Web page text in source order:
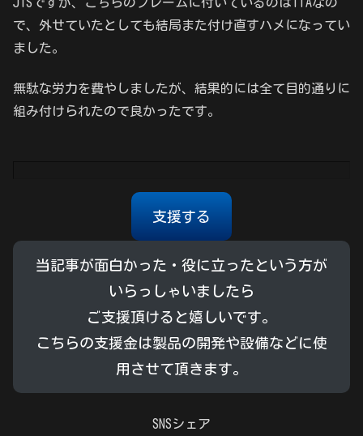
で、外せていたとしても結局また付け直すハメになってい
ました。
無駄な労力を費やしましたが、結果的には全て目的通りに
組み付けられたので良かったです。
支援する
当記事が面白かった・役に立ったという方が
いらっしゃいましたら
ご支援頂けると嬉しいです。
こちらの支援金は製品の開発や設備などに使
用させて頂きます。
SNSシェア